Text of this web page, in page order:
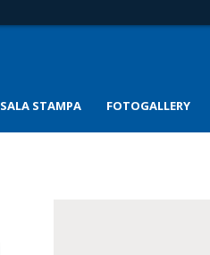
SALA STAMPA FOTOGALLERY